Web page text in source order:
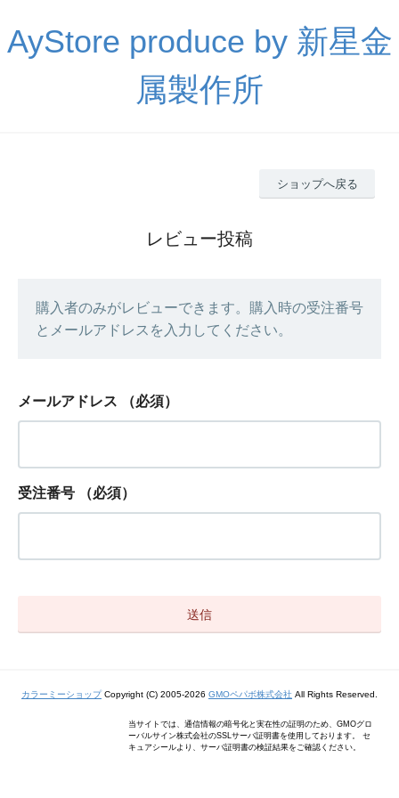
AyStore produce by 新星金
属製作所
ショップへ戻る
レビュー投稿
購入者のみがレビューできます。購入時の受注番号
とメールアドレスを入力してください。
メールアドレス （必須）
受注番号 （必須）
カラーミーショップCopyright (C) 2005-2026 GMOペパボ株式会社 All Rights Reserved.
当サイトでは、通信情報の暗号化と実在性の証明のため、GMOグロ
ーバルサイン株式会社のSSLサーバ証明書を使用しております。 セ
キュアシールより、サーバ証明書の検証結果をご確認ください。